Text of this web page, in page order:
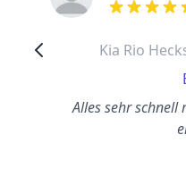
out of 5
Kia Rio
Alles sehr